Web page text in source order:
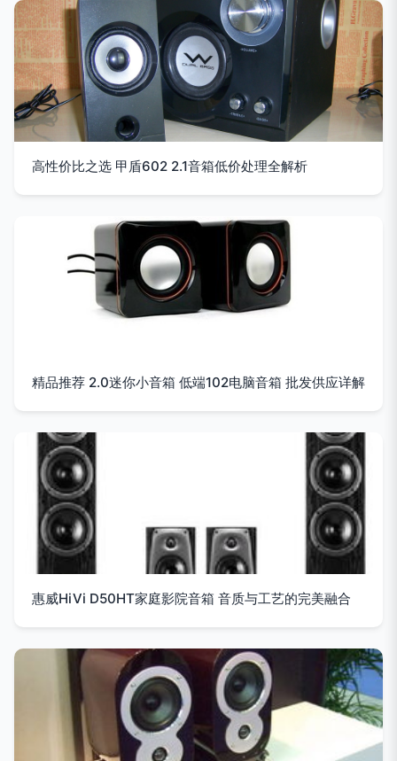
高性价比之选 甲盾602 2.1音箱低价处理全解析
精品推荐 2.0迷你小音箱 低端102电脑音箱 批发供应详解
惠威HiVi D50HT家庭影院音箱 音质与工艺的完美融合